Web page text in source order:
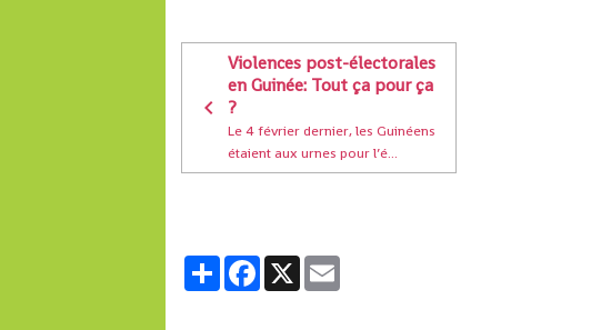
Violences post-électorales
en Guinée: Tout ça pour ça
?
Le 4 février dernier, les Guinéens
étaient aux urnes pour l’é...
PartagerFacebook
X